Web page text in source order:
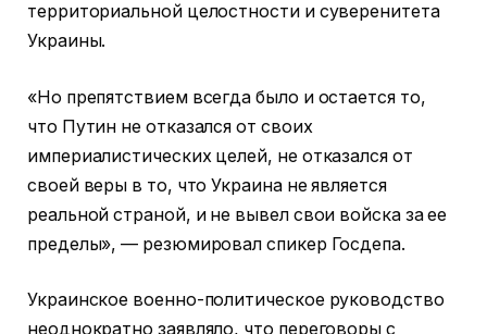
территориальной целостности и суверенитета
Украины.
«Но препятствием всегда было и остается то,
что Путин не отказался от своих
империалистических целей, не отказался от
своей веры в то, что Украина не является
реальной страной, и не вывел свои войска за ее
пределы», — резюмировал спикер Госдепа.
Украинское военно-политическое руководство
неоднократно заявляло, что переговоры с